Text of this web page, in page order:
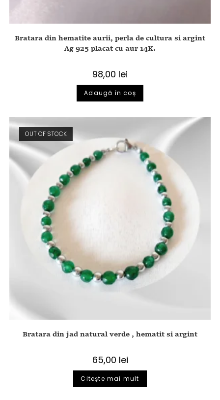
Bratara din hematite aurii, perla de cultura si argint
Ag 925 placat cu aur 14K.
98,00 lei
Adaugă în coș
OUT OF STOCK
Bratara din jad natural verde , hematit si argint
65,00 lei
Citește mai mult